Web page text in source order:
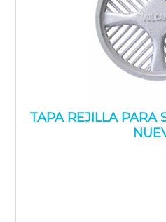
TAPA REJILLA PARA